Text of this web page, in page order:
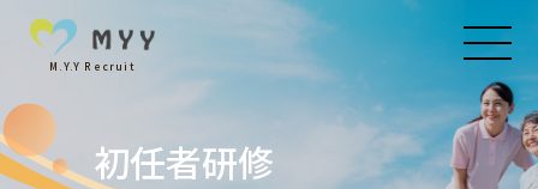
M.Y.Y Recruit
初任者研修